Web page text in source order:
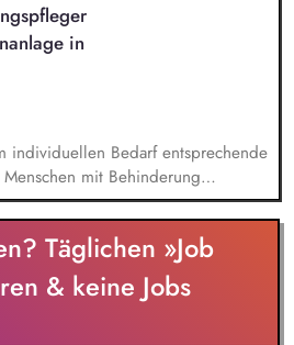
in
individuellen Bedarf entsprechende
mit Behinderung
Begleitung und Unterstützung in
und
von medizinischen
Krisen Einbringen von neuen Ideen
der Wohnanlage
und Dokumentation
Täglichen »Job
& keine Jobs